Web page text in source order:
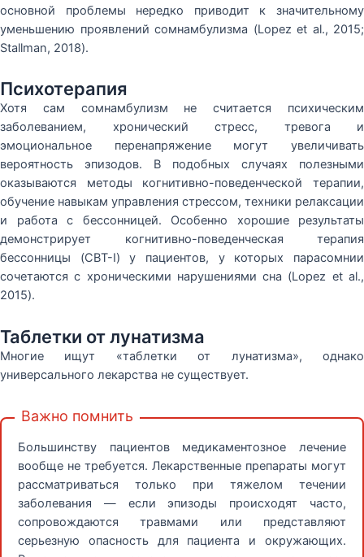
основной проблемы нередко приводит к значительному
уменьшению проявлений сомнамбулизма (Lopez et al., 2015;
Stallman, 2018).
Психотерапия
Хотя сам сомнамбулизм не считается психическим
заболеванием, хронический стресс, тревога и
эмоциональное перенапряжение могут увеличивать
вероятность эпизодов. В подобных случаях полезными
оказываются методы когнитивно-поведенческой терапии,
обучение навыкам управления стрессом, техники релаксации
и работа с бессонницей. Особенно хорошие результаты
демонстрирует когнитивно-поведенческая терапия
бессонницы (CBT-I) у пациентов, у которых парасомнии
сочетаются с хроническими нарушениями сна (Lopez et al.,
2015).
Таблетки от лунатизма
Многие ищут «таблетки от лунатизма», однако
универсального лекарства не существует.
Важно помнить
Большинству пациентов медикаментозное лечение
вообще не требуется. Лекарственные препараты могут
рассматриваться только при тяжелом течении
заболевания — если эпизоды происходят часто,
сопровождаются травмами или представляют
серьезную опасность для пациента и окружающих.